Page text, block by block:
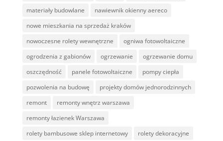
materiały budowlane
nawiewnik okienny aereco
nowe mieszkania na sprzedaż kraków
nowoczesne rolety wewnętrzne
ogniwa fotowoltaiczne
ogrodzenia z gabionów
ogrzewanie
ogrzewanie domu
oszczędność
panele fotowoltaiczne
pompy ciepła
pozwolenia na budowę
projekty domów jednorodzinnych
remont
remonty wnętrz warszawa
remonty łazienek Warszawa
rolety bambusowe sklep internetowy
rolety dekoracyjne